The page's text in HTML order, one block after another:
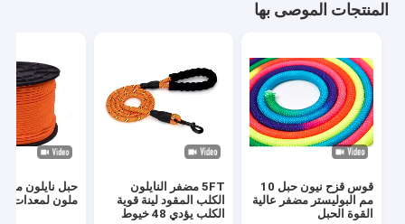
المنتجات الموصى بها
قوس قزح نيون حبل 10
مم البوليستر مضفر عالية
القوة الحبل
5FT مضفر النايلون
الكلب المقود لينة قوية
الكلب يؤدي 48 خيوط
ملون لمعدات